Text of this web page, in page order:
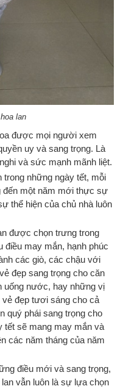
lan
được mọi người xem
uy và sang trọng. Là
và sức mạnh mãnh liệt.
trong những ngày tết, mỗi
đến một năm mới thực sự
thể hiện của chủ nhà luôn
được chọn trưng trong
điều may mắn, hạnh phúc
các giò, các chậu với
đẹp sang trọng cho căn
uống nước, hay những vị
đẹp tươi sáng cho cả
quý phái sang trọng cho
tết sẽ mang may mắn và
các năm tháng của năm
điều mới và sang trọng,
vẫn luôn là sự lựa chọn